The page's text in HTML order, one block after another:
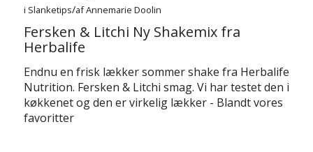
i Slanketips/afAnnemarie Doolin
Fersken & Litchi Ny Shakemix fra
Herbalife
Endnu en frisk lækker sommer shake fra Herbalife
Nutrition. Fersken & Litchi smag. Vi har testet den i
køkkenet og den er virkelig lækker - Blandt vores
favoritter